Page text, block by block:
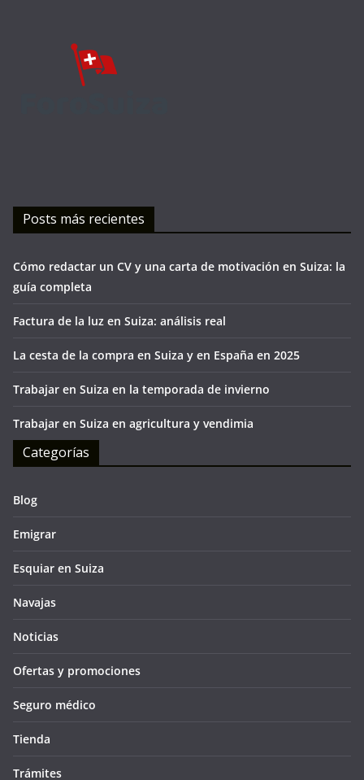
Posts más recientes
Cómo redactar un CV y una carta de motivación en Suiza: la
guía completa
Factura de la luz en Suiza: análisis real
La cesta de la compra en Suiza y en España en 2025
Trabajar en Suiza en la temporada de invierno
Trabajar en Suiza en agricultura y vendimia
Categorías
Blog
Emigrar
Esquiar en Suiza
Navajas
Noticias
Ofertas y promociones
Seguro médico
Tienda
Trámites